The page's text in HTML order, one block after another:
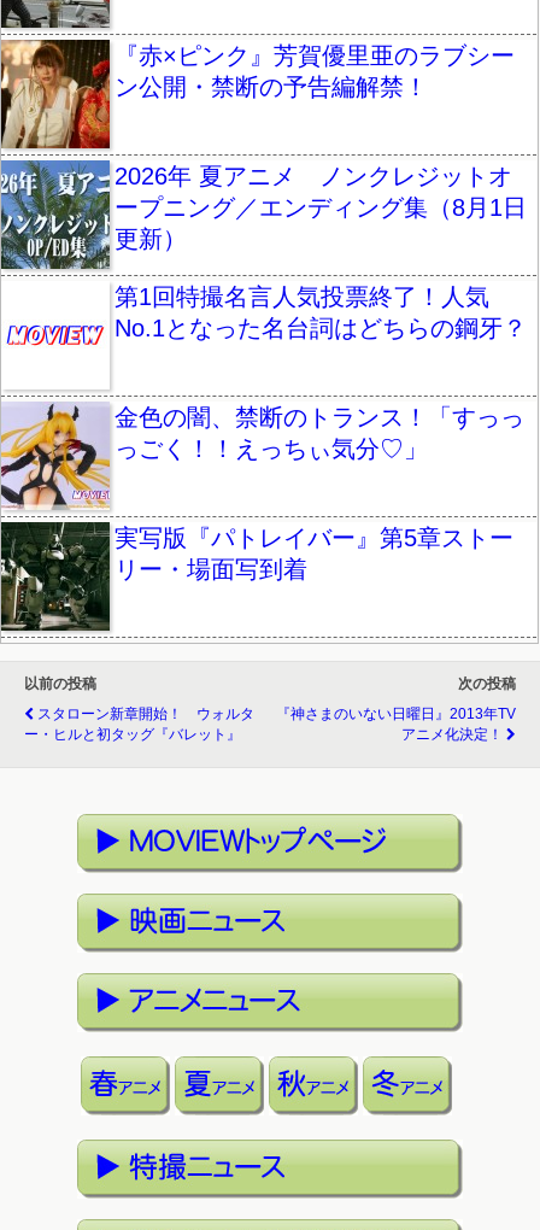
『赤×ピンク』芳賀優里亜のラブシー
ン公開・禁断の予告編解禁！
2026年 夏アニメ ノンクレジットオ
ープニング／エンディング集（8月1日
更新）
第1回特撮名言人気投票終了！人気
No.1となった名台詞はどちらの鋼牙？
金色の闇、禁断のトランス！「すっっ
っごく！！えっちぃ気分♡」
実写版『パトレイバー』第5章ストー
リー・場面写到着
以前の投稿
スタローン新章開始！ ウォルタ
ー・ヒルと初タッグ『バレット』
次の投稿
『神さまのいない日曜日』2013年TV
アニメ化決定！